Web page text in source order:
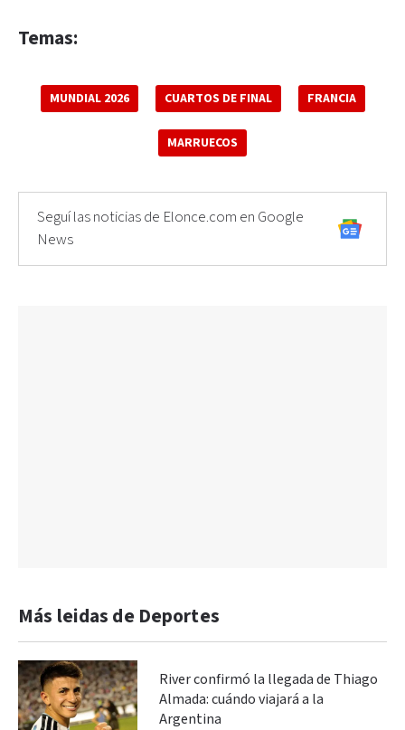
Temas:
MUNDIAL 2026 CUARTOS DE FINAL FRANCIA
MARRUECOS
Seguí las noticias de Elonce.com en Google
News
Más leidas de Deportes
River confirmó la llegada de Thiago
Almada: cuándo viajará a la
Argentina